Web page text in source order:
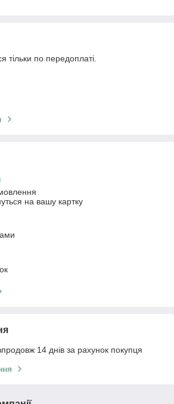
тільки по передоплаті.
на вашу картку
14 днів за рахунок покупця